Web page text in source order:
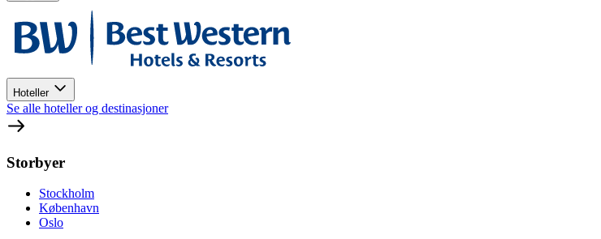
Hoteller
Se alle hoteller og destinasjoner
Storbyer
Stockholm
København
Oslo